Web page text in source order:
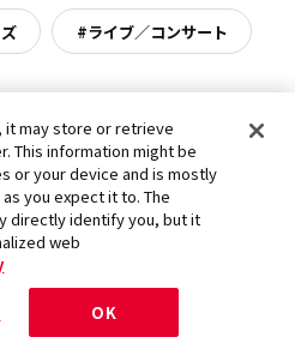
#ライブ／コンサート
it may store or retrieve
This information might be
or your device and is mostly
you expect it to. The
directly identify you, but it
web
OK